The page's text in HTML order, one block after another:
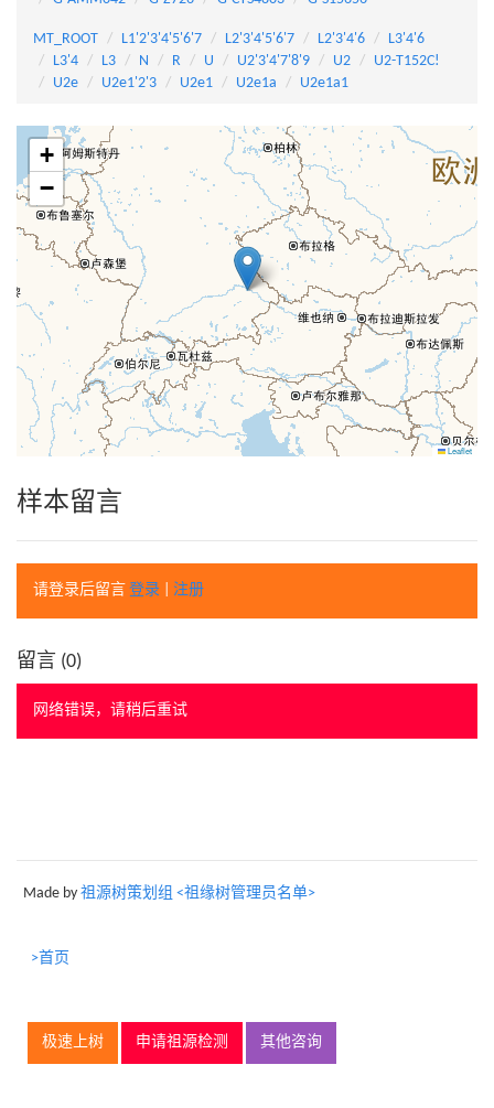
MT_ROOT L1'2'3'4'5'6'7 L2'3'4'5'6'7 L2'3'4'6
L3'4'6
L3'4
L3 N R U U2'3'4'7'8'9 U2
U2-T152C!
U2e
U2e1'2'3 U2e1 U2e1a U2e1a1
+
−
Leaflet
样本留言
请登录后留言 登录 注册
留言 (0)
网络错误，请稍后重试
Made by 祖源树策划组 <祖缘树管理员名单>
>首页
极速上树 申请祖源检测 其他咨询